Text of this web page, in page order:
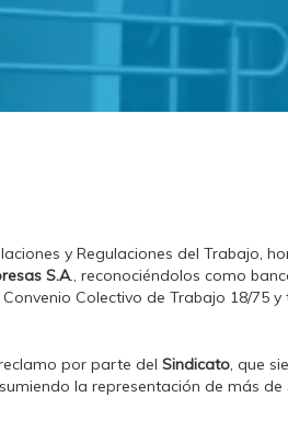
y Regulaciones del Trabajo,
S.A., reconociéndolos como
Colectivo de Trabajo 18/75
por parte del Sindicato, que
la representación de más